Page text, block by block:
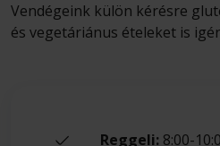
Vendégeink külön kérésre
és vegetáriánus ételeket is
Reggeli: 8:00-